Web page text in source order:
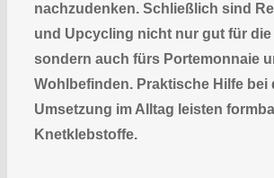
nachzudenken. Schließlich sind
und Upcycling nicht nur gut für die
sondern auch fürs Portemonnaie
Wohlbefinden. Praktische Hilfe bei
Umsetzung im Alltag leisten
Knetklebstoffe.